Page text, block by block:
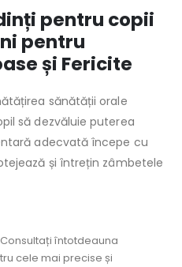
pentru copii
pentru
și Fericite
sănătății orale
să dezvăluie puterea
adecvată începe cu
și întrețin zâmbetele
întotdeauna
cele mai precise și